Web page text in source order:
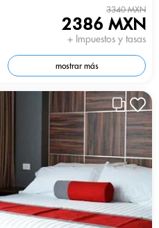
3340 MXN
2386 MXN
+ Impuestos y tasas
mostrar más